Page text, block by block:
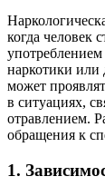
когда человек
наркотики или
может
в ситуациях,
отравлением.
обращения к
1.